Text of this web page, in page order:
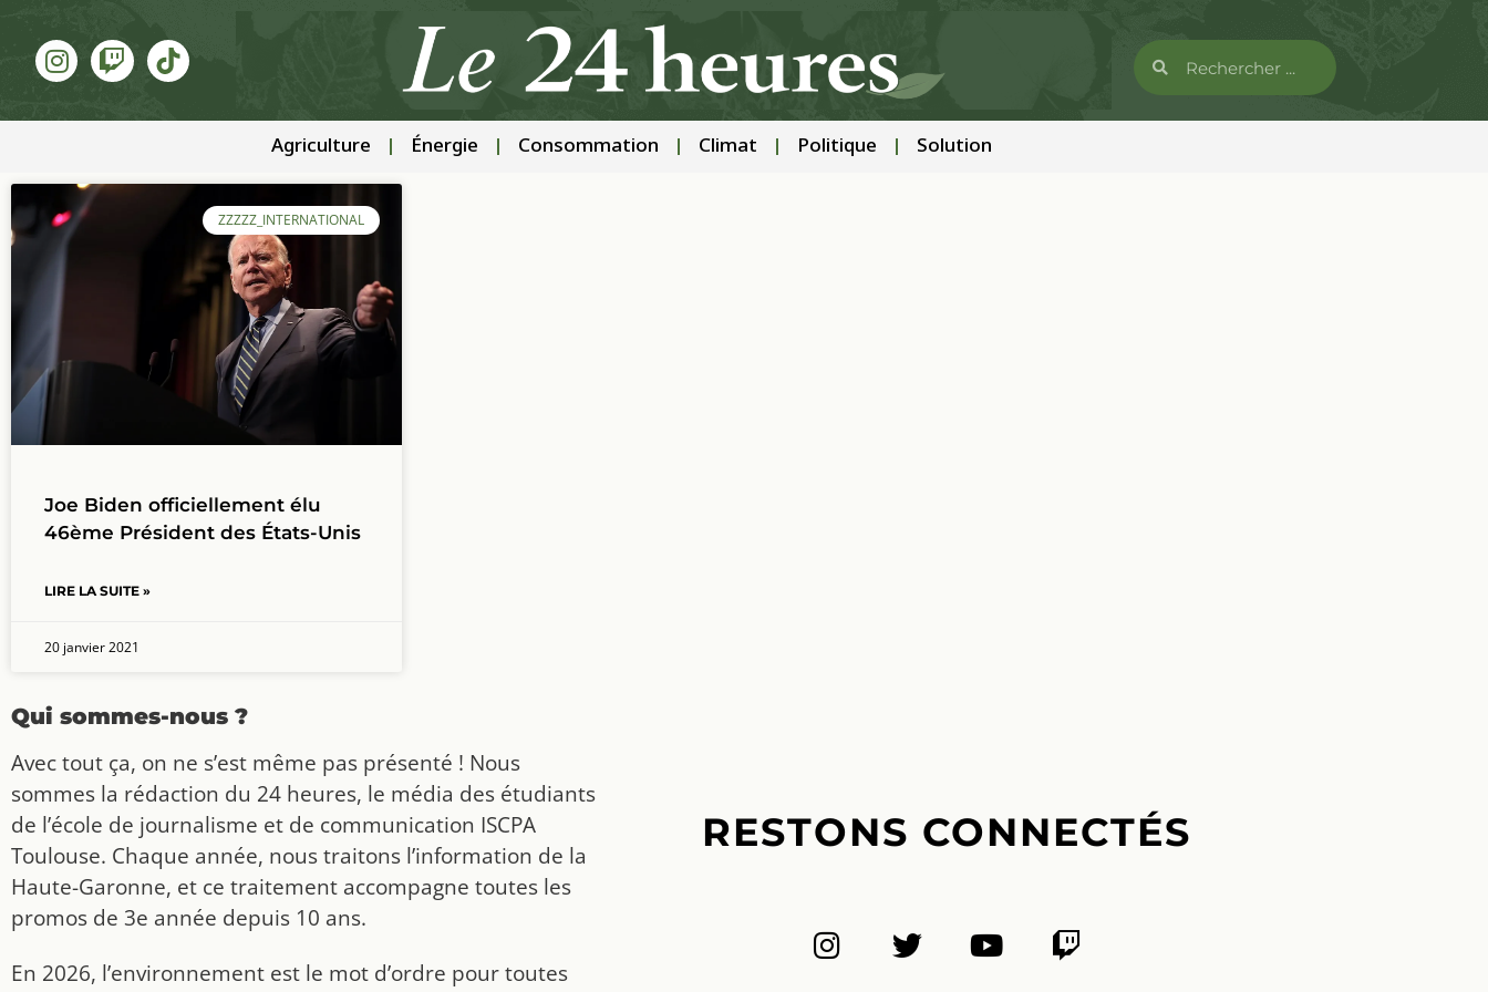
Agriculture Énergie Consommation Climat Politique Solution
ZZZZZ_INTERNATIONAL
Joe Biden officiellement élu
46ème Président des États-Unis
LIRE LA SUITE »
20 janvier 2021
Qui sommes-nous ?
Avec tout ça, on ne s’est même pas présenté ! Nous
sommes la rédaction du 24 heures, le média des étudiants
de l’école de journalisme et de communication ISCPA
Toulouse. Chaque année, nous traitons l’information de la
Haute-Garonne, et ce traitement accompagne toutes les
promos de 3e année depuis 10 ans.
En 2026, l’environnement est le mot d’ordre pour toutes
RESTONS CONNECTÉS